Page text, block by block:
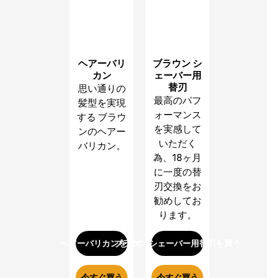
ヘアーバリ
カン
思い通りの
髪型を実現
する ブラウ
ンのヘアー
バリカン。
ヘアーバリカンを探す
ブラウン シ
ェーバー用
替刃
最高のパフ
ォーマンス
を実感して
いただく
為、18ヶ月
に一度の替
刃交換をお
勧めしてお
ります。
ブラウン シェーバー用替刃を買う